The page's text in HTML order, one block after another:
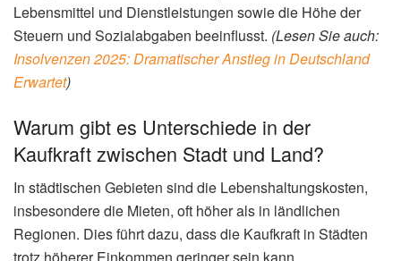
Lebensmittel und Dienstleistungen sowie die Höhe der
Steuern und Sozialabgaben beeinflusst. (Lesen Sie auch:
Insolvenzen 2025: Dramatischer Anstieg in Deutschland
Erwartet)
Warum gibt es Unterschiede in der
Kaufkraft zwischen Stadt und Land?
In städtischen Gebieten sind die Lebenshaltungskosten,
insbesondere die Mieten, oft höher als in ländlichen
Regionen. Dies führt dazu, dass die Kaufkraft in Städten